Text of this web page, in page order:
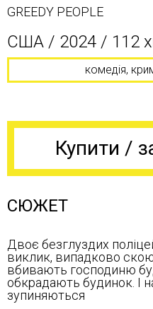
GREEDY PEOPLE
США / 2024 / 112
комедія,
Купити /
СЮЖЕТ
Двоє безглуздих
виклик, випадково
вбивають господиню
обкрадають будинок. І
зупиняються